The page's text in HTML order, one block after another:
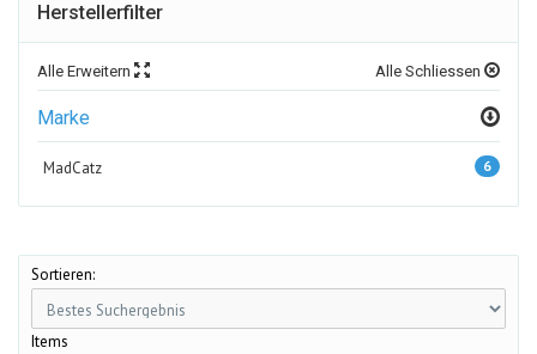
Herstellerfilter
Alle Erweitern Alle Schliessen
Marke
MadCatz 6
Sortieren:
Items